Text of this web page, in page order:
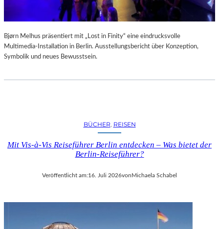
Bjørn Melhus präsentiert mit „Lost in Finity“ eine eindrucksvolle
Multimedia-Installation in Berlin. Ausstellungsbericht über Konzeption,
Symbolik und neues Bewusstsein.
BÜCHER, REISEN
Mit Vis-à-Vis Reiseführer Berlin entdecken – Was bietet der
Berlin-Reiseführer?
Veröffentlicht am:16. Juli 2026von Michaela Schabel